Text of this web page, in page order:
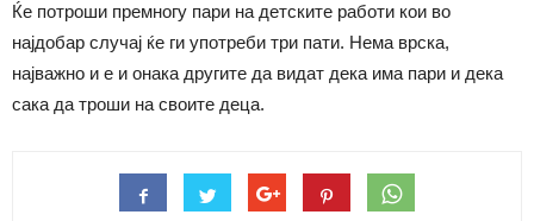
Ќе потроши премногу пари на детските работи кои во
најдобар случај ќе ги употреби три пати. Нема врска,
најважно и е и онака другите да видат дека има пари и дека
сака да троши на своите деца.